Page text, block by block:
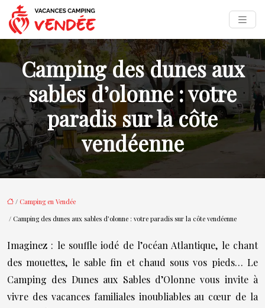
Camping des dunes aux
sables d’olonne : votre
paradis sur la côte
vendéenne
/ Camping en Vendée
/ Camping des dunes aux sables d’olonne : votre paradis sur la côte vendéenne
Imaginez : le souffle iodé de l’océan Atlantique, le chant
des mouettes, le sable fin et chaud sous vos pieds… Le
Camping des Dunes aux Sables d’Olonne vous invite à
vivre des vacances familiales inoubliables au cœur de la